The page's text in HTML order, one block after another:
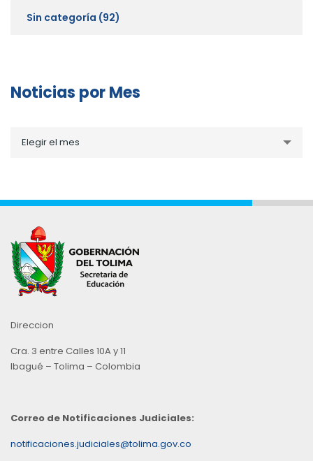
Sin categoría (92)
Noticias por Mes
porElegir el mes
Direccion
Cra. 3 entre Calles 10A y 11
Ibagué – Tolima – Colombia
Correo de Notificaciones Judiciales:
notificaciones.judiciales@tolima.gov.co